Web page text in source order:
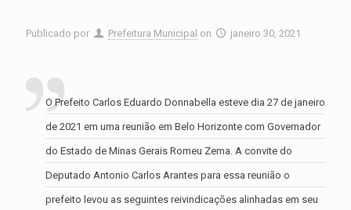
Publicado por Prefeitura Municipal on janeiro 30, 2021
O Prefeito Carlos Eduardo Donnabella esteve dia 27 de janeiro
de 2021 em uma reunião em Belo Horizonte com Governador
do Estado de Minas Gerais Romeu Zema. A convite do
Deputado Antonio Carlos Arantes para essa reunião o
prefeito levou as seguintes reivindicações alinhadas em seu